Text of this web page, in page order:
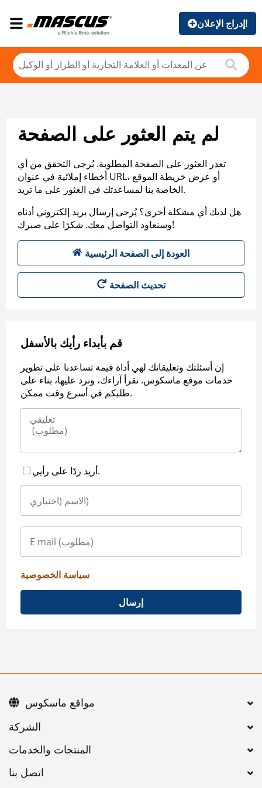
إدراج الإعلان!
لم يتم العثور على الصفحة
تعذر العثور على الصفحة المطلوبة. يُرجى التحقق من أي
أخطاء إملائية في عنوان URL، أو عرض خريطة الموقع
الخاصة بنا لمساعدتك في العثور على ما تريد.
هل لديك أي مشكلة أخرى؟ يُرجى إرسال بريد إلكتروني أدناه
وسنعاود التواصل معك. شكرًا على صبرك!
العودة إلى الصفحة الرئيسية
تحديث الصفحة
قم بأبداء رأيك بالأسفل
إن أسئلتك وتعليقاتك لهي أداة قيمة تساعدنا على تطوير
خدمات موقع ماسكوس. نقرأ آراءك، ونرد عليها، بناء على
طلبكم في أسرع وقت ممكن.
أريد ردًا على رأيي.
سياسة الخصوصية
إرسال
اتصل بنا
مواقع ماسكوس